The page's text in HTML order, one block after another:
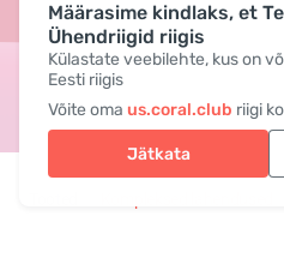
Määrasime kindlaks, et
Ühendriigid riigis
Külastate veebilehte, kus on
Eesti riigis
Võite oma us.coral.club riigi
Jätkata
CORAL